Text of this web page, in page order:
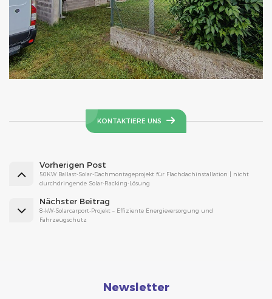
KONTAKTIERE UNS
Vorherigen Post
50KW Ballast-Solar-Dachmontageprojekt für Flachdachinstallation | nicht
durchdringende Solar-Racking-Lösung
Nächster Beitrag
8-kW-Solarcarport-Projekt – Effiziente Energieversorgung und
Fahrzeugschutz
Newsletter